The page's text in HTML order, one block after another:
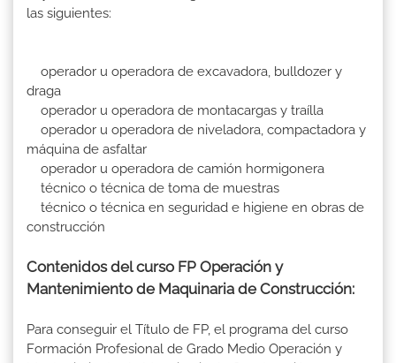
las siguientes:
operador u operadora de excavadora, bulldozer y
draga
operador u operadora de montacargas y traílla
operador u operadora de niveladora, compactadora y
máquina de asfaltar
operador u operadora de camión hormigonera
técnico o técnica de toma de muestras
técnico o técnica en seguridad e higiene en obras de
construcción
Contenidos del curso FP Operación y
Mantenimiento de Maquinaria de Construcción:
Para conseguir el Título de FP, el programa del curso
Formación Profesional de Grado Medio Operación y